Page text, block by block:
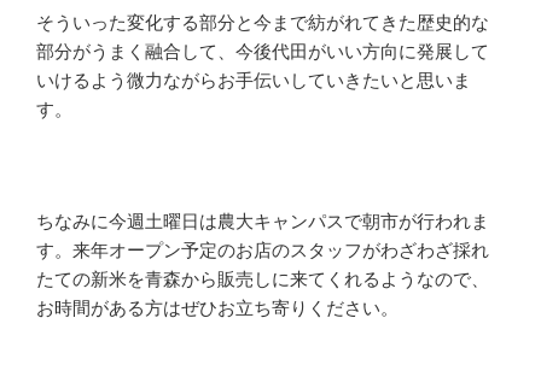
そういった変化する部分と今まで紡がれてきた歴史的な
部分がうまく融合して、今後代田がいい方向に発展して
いけるよう微力ながらお手伝いしていきたいと思いま
す。
ちなみに今週土曜日は農大キャンパスで朝市が行われま
す。来年オープン予定のお店のスタッフがわざわざ採れ
たての新米を青森から販売しに来てくれるようなので、
お時間がある方はぜひお立ち寄りください。